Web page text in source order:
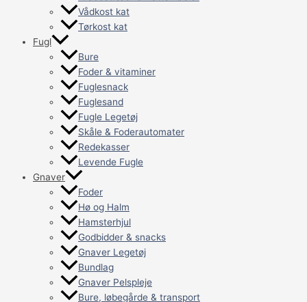
Vådkost kat
Tørkost kat
Fugl
Bure
Foder & vitaminer
Fuglesnack
Fuglesand
Fugle Legetøj
Skåle & Foderautomater
Redekasser
Levende Fugle
Gnaver
Foder
Hø og Halm
Hamsterhjul
Godbidder & snacks
Gnaver Legetøj
Bundlag
Gnaver Pelspleje
Bure, løbegårde & transport